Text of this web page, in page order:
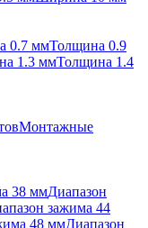
0.7 ммТолщина 0.9
1.3 ммТолщина 1.4
Монтажные
38 ммДиапазон
зажима 44
48 ммДиапазон